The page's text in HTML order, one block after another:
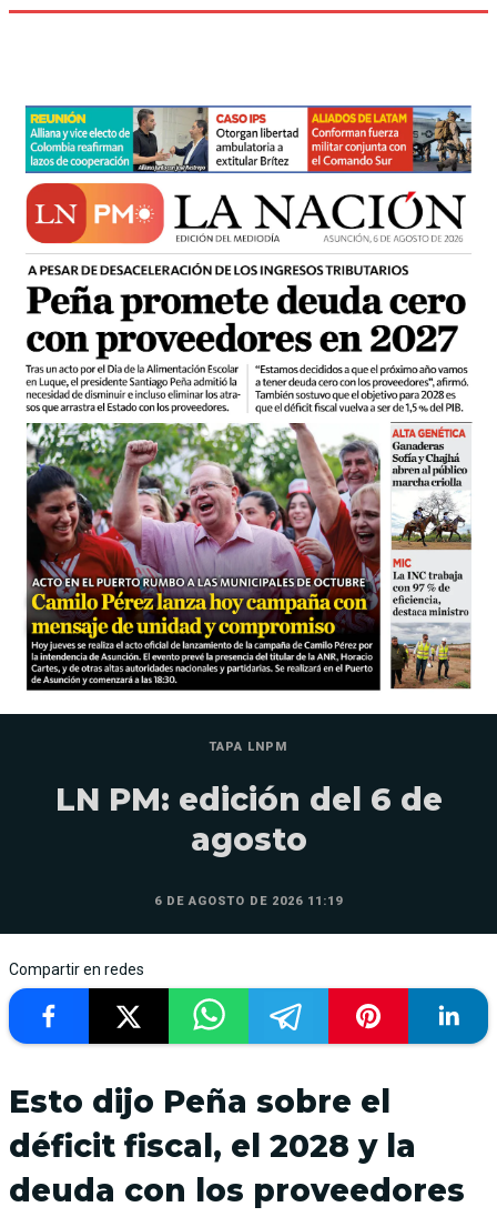
TAPA LNPM
LN PM: edición del 6 de
agosto
6 DE AGOSTO DE 2026 11:19
Compartir en redes
Esto dijo Peña sobre el
déficit fiscal, el 2028 y la
deuda con los proveedores